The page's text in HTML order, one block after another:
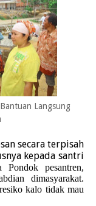
Langsung
secara terpisah
kepada santri
pesantren,
dimasyarakat.
kalo tidak mau